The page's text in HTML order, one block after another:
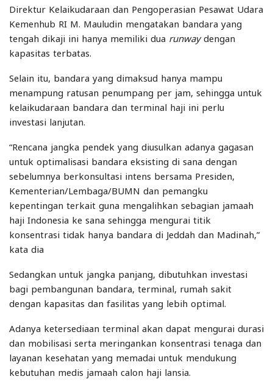
Direktur Kelaikudaraan dan Pengoperasian Pesawat Udara
Kemenhub RI M. Mauludin mengatakan bandara yang
tengah dikaji ini hanya memiliki dua runwaydengan
kapasitas terbatas.
Selain itu, bandara yang dimaksud hanya mampu
menampung ratusan penumpang per jam, sehingga untuk
kelaikudaraan bandara dan terminal haji ini perlu
investasi lanjutan.
“Rencana jangka pendek yang diusulkan adanya gagasan
untuk optimalisasi bandara eksisting di sana dengan
sebelumnya berkonsultasi intens bersama Presiden,
Kementerian/Lembaga/BUMN dan pemangku
kepentingan terkait guna mengalihkan sebagian jamaah
haji Indonesia ke sana sehingga mengurai titik
konsentrasi tidak hanya bandara di Jeddah dan Madinah,”
kata dia
Sedangkan untuk jangka panjang, dibutuhkan investasi
bagi pembangunan bandara, terminal, rumah sakit
dengan kapasitas dan fasilitas yang lebih optimal.
Adanya ketersediaan terminal akan dapat mengurai durasi
dan mobilisasi serta meringankan konsentrasi tenaga dan
layanan kesehatan yang memadai untuk mendukung
kebutuhan medis jamaah calon haji lansia.